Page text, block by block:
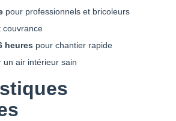
pour professionnels et bricoleurs
couvrance
heures pour chantier rapide
un air intérieur sain